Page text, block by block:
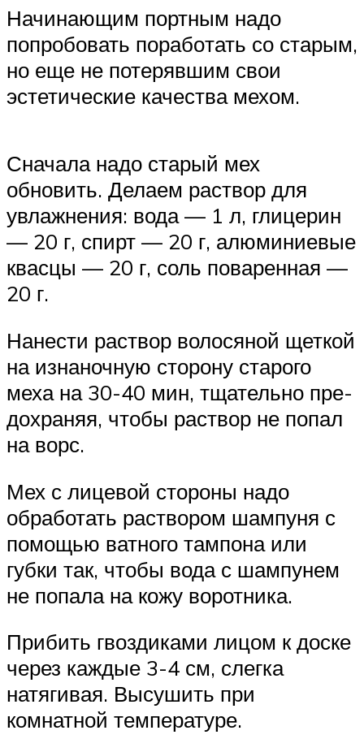
Начинающим портным надо
попробовать порабо­тать со старым,
но еще не потерявшим свои
эстети­ческие качества мехом.
Сначала надо старый мех
обновить. Делаем раствор для
увлажнения: вода — 1 л, глицерин
— 20 г, спирт — 20 г, алюминиевые
квасцы — 20 г, соль по­варенная —
20 г.
Нанести раствор волосяной щеткой
на изнаночную сторону старого
меха на 30-40 мин, тщательно пре­
дохраняя, чтобы раствор не попал
на ворс.
Мех с лицевой стороны надо
обработать раствором шампуня с
помощью ватного тампона или
губки так, чтобы вода с шампунем
не попала на кожу воротни­ка.
Прибить гвоздиками лицом к доске
через каждые 3-4 см, слегка
натягивая. Высушить при
комнатной температуре.